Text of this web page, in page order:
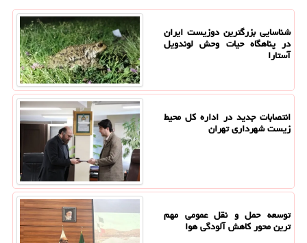
شناسایی بزرگترین دوزیست ایران
در پناهگاه حیات وحش لوندویل
آستارا
انتصابات جدید در اداره کل محیط
زیست شهرداری تهران
توسعه حمل و نقل عمومی مهم
ترین محور کاهش آلودگی هوا